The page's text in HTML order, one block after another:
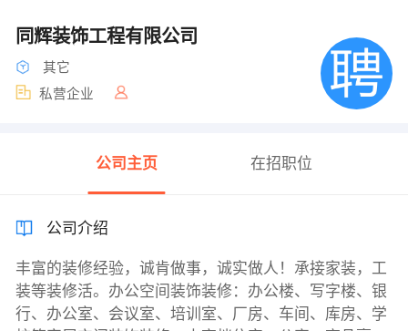
同辉装饰工程有限公司
其它
私营企业
公司主页 在招职位
公司介绍
丰富的装修经验，诚肯做事，诚实做人！承接家装，工
装等装修活。办公空间装饰装修：办公楼、写字楼、银
行、办公室、会议室、培训室、厂房、车间、库房、学